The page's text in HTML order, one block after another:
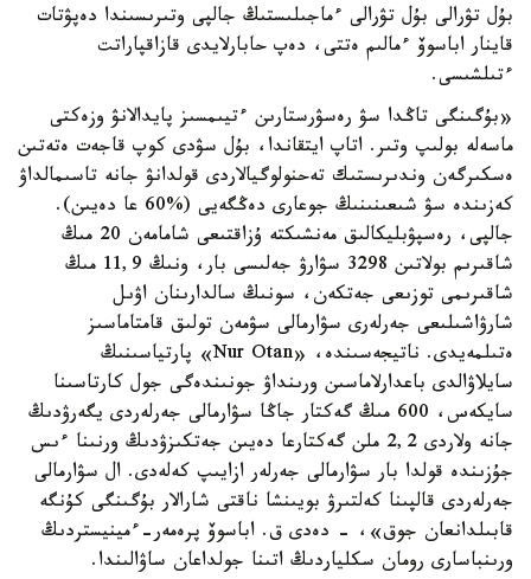
بۇل تۋرالى بۇل تۋرالى ءماجىلىستىڭ جالپى وتىرىسىندا دەپۋتات
قاينار اباسوۆ ءمالىم ەتتى، دەپ حابارلايدى قازاقپاراتت
ءتىلشىسى.
«بۇگىنگى تاڭدا سۋ رەسۋرستارىن ءتيىمسىز پايدالانۋ وزەكتى
ماسەلە بولىپ وتىر. اتاپ ايتقاندا، بۇل سۋدى كوپ قاجەت ەتەتىن
ەسكىرگەن وندىرىستىك تەحنولوگيالاردى قولدانۋ جانە تاسىمالداۋ
كەزىندە سۋ شىعىنىنىڭ جوعارى دەڭگەيى (%60 عا دەيىن).
جالپى، رەسپۋبليكالىق مەنشىكتە ۇزاقتىعى شامامەن 20 مىڭ
شاقىرىم بولاتىن 3298 سۋارۋ جەلىسى بار، ونىڭ 11,9 مىڭ
شاقىرىمى توزىعى جەتكەن، سونىڭ سالدارىنان اۋىل
شارۋاشىلىعى جەرلەرى سۋارمالى سۋمەن تولىق قامتاماسىز
ەتىلمەيدى. ناتيجەسىندە، «Nur Otan» پارتياسىنىڭ
سايلاۋالدى باعدارلاماسىن ورىنداۋ جونىندەگى جول كارتاسىنا
سايكەس، 600 مىڭ گەكتار جاڭا سۋارمالى جەرلەردى يگەرۋدىڭ
جانە ولاردى 2,2 ملن گەكتارعا دەيىن جەتكىزۋدىڭ ورنىنا ءىس
جۇزىندە قولدا بار سۋارمالى جەرلەر ازايىپ كەلەدى. ال سۋارمالى
جەرلەردى قالپىنا كەلتىرۋ بويىنشا ناقتى شارالار بۇگىنگى كۇنگە
قابىلدانعان جوق»، - دەدى ق. اباسوۆ پرەمەر-ءمينيستردىڭ
ورىنباسارى رومان سكلياردىڭ اتىنا جولداعان ساۋالىندا.